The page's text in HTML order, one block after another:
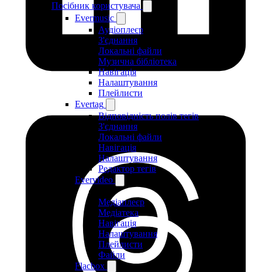
Посібник користувача
Evermusic
Аудіоплеєр
З'єднання
Локальні файли
Музична бібліотека
Навігація
Налаштування
Плейлисти
Evertag
Відповідність полів тегів
З'єднання
Локальні файли
Навігація
Налаштування
Редактор тегів
Evervideo
Медіаплеєр
Медіатека
Навігація
Налаштування
Плейлисти
Файли
Flacbox